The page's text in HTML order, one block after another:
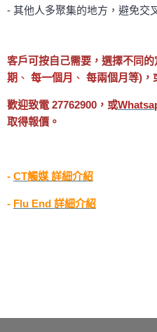
- 其他人多聚集的地方，避免交
客戶可按自己需要，選擇不同
期 、 每一個月 、 每兩個月等)，
歡迎致電 27762900，或
取得報價。
- CT觸媒 詳細介紹
- Flu End 詳細介紹